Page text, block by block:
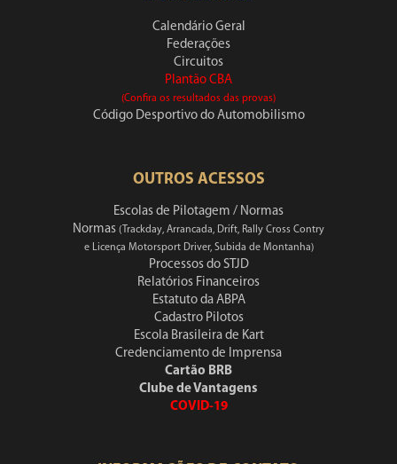
Calendário Geral
Federações
Circuitos
Plantão CBA
(Confira os resultados das provas)
Código Desportivo do Automobilismo
OUTROS ACESSOS
Escolas de Pilotagem / Normas
Normas (Trackday, Arrancada, Drift, Rally Cross Contry
e Licença Motorsport Driver, Subida de Montanha)
Processos do STJD
Relatórios Financeiros
Estatuto da ABPA
Cadastro Pilotos
Escola Brasileira de Kart
Credenciamento de Imprensa
Cartão BRB
Clube de Vantagens
COVID-19